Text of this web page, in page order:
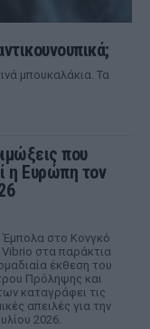
μπουκαλάκια. Τα
που
η Ευρώπη τον
Έμπολα στο Κονγκό
στα παράκτια
έκθεση του
Πρόληψης και
καταγράφει τις
απειλές για την
2026.